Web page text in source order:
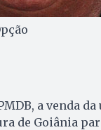
a venda
de Goiânia